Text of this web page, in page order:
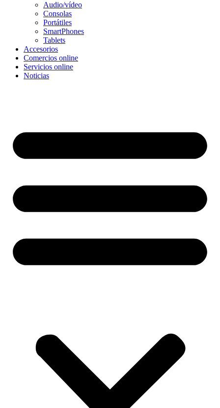
Audio/vídeo
Consolas
Portátiles
SmartPhones
Tablets
Accesorios
Comercios online
Servicios online
Noticias